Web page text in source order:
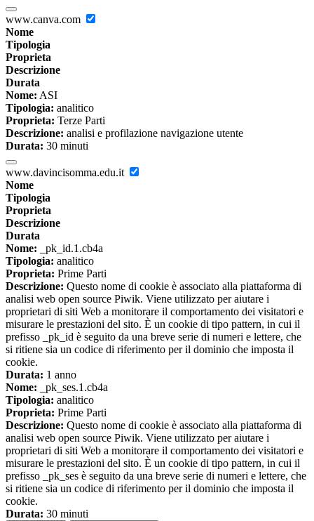
www.canva.com
Nome
Tipologia
Proprieta
Descrizione
Durata
Nome: ASI
Tipologia: analitico
Proprieta: Terze Parti
Descrizione: analisi e profilazione navigazione utente
Durata: 30 minuti
www.davincisomma.edu.it
Nome
Tipologia
Proprieta
Descrizione
Durata
Nome: _pk_id.1.cb4a
Tipologia: analitico
Proprieta: Prime Parti
Descrizione: Questo nome di cookie è associato alla piattaforma di
analisi web open source Piwik. Viene utilizzato per aiutare i
proprietari di siti Web a monitorare il comportamento dei visitatori e
misurare le prestazioni del sito. È un cookie di tipo pattern, in cui il
prefisso _pk_id è seguito da una breve serie di numeri e lettere, che
si ritiene sia un codice di riferimento per il dominio che imposta il
cookie.
Durata: 1 anno
Nome: _pk_ses.1.cb4a
Tipologia: analitico
Proprieta: Prime Parti
Descrizione: Questo nome di cookie è associato alla piattaforma di
analisi web open source Piwik. Viene utilizzato per aiutare i
proprietari di siti Web a monitorare il comportamento dei visitatori e
misurare le prestazioni del sito. È un cookie di tipo pattern, in cui il
prefisso _pk_ses è seguito da una breve serie di numeri e lettere, che
si ritiene sia un codice di riferimento per il dominio che imposta il
cookie.
Durata: 30 minuti